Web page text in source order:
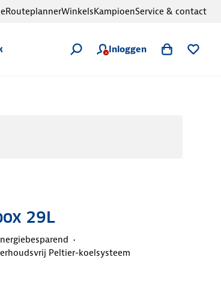
Inloggen
RouteplannerWinkelsKampioenService & contact
29L
Peltier-koelsysteem